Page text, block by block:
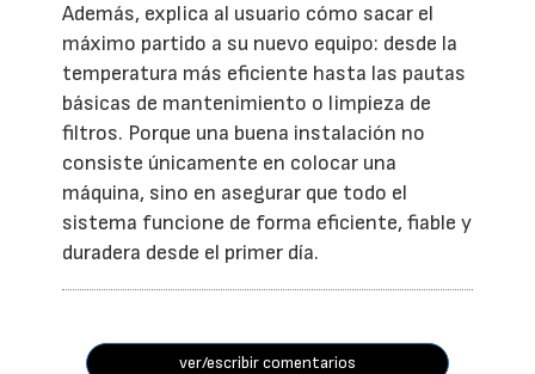
Además, explica al usuario cómo sacar el
máximo partido a su nuevo equipo: desde la
temperatura más eficiente hasta las pautas
básicas de mantenimiento o limpieza de
filtros. Porque una buena instalación no
consiste únicamente en colocar una
máquina, sino en asegurar que todo el
sistema funcione de forma eficiente, fiable y
duradera desde el primer día.
ver/escribir comentarios